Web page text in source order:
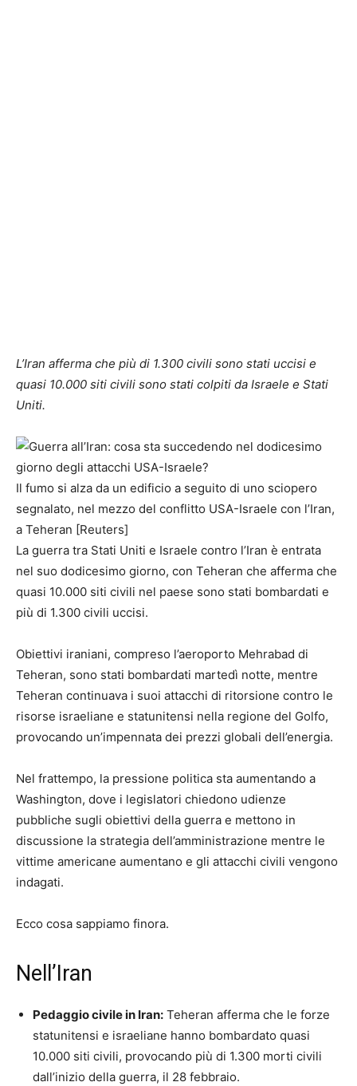
L’Iran afferma che più di 1.300 civili sono stati uccisi e
quasi 10.000 siti civili sono stati colpiti da Israele e Stati
Uniti.
Il fumo si alza da un edificio a seguito di uno sciopero
segnalato, nel mezzo del conflitto USA-Israele con l’Iran,
a Teheran [Reuters]
La guerra tra Stati Uniti e Israele contro l’Iran è entrata
nel suo dodicesimo giorno, con Teheran che afferma che
quasi 10.000 siti civili nel paese sono stati bombardati e
più di 1.300 civili uccisi.
Obiettivi iraniani, compreso l’aeroporto Mehrabad di
Teheran, sono stati bombardati martedì notte, mentre
Teheran continuava i suoi attacchi di ritorsione contro le
risorse israeliane e statunitensi nella regione del Golfo,
provocando un’impennata dei prezzi globali dell’energia.
Nel frattempo, la pressione politica sta aumentando a
Washington, dove i legislatori chiedono udienze
pubbliche sugli obiettivi della guerra e mettono in
discussione la strategia dell’amministrazione mentre le
vittime americane aumentano e gli attacchi civili vengono
indagati.
Ecco cosa sappiamo finora.
Nell’Iran
Pedaggio civile in Iran: Teheran afferma che le forze
statunitensi e israeliane hanno bombardato quasi
10.000 siti civili, provocando più di 1.300 morti civili
dall’inizio della guerra, il 28 febbraio.